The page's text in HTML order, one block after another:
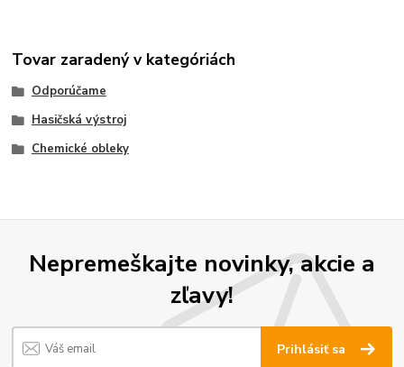
Tovar zaradený v kategóriách
Odporúčame
Hasičská výstroj
Chemické obleky
Nepremeškajte novinky, akcie a
zľavy!
Prihlásiť sa